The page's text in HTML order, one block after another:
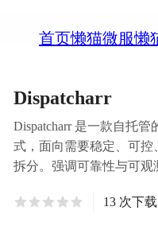
首页懒猫微服懒
Dispatcharr
Dispatcharr 是一款自托
式，面向需要稳定、可控
拆分。强调可靠性与可观
13 次下载